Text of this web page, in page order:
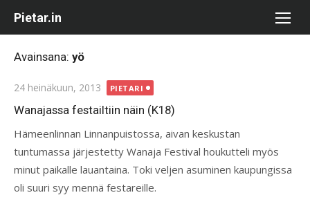
Pietar.in
Avainsana: yö
Posted
on
24 heinäkuun, 2013 PIETARI
Wanajassa festailtiin näin (K18)
Hämeenlinnan Linnanpuistossa, aivan keskustan
tuntumassa järjestetty Wanaja Festival houkutteli myös
minut paikalle lauantaina. Toki veljen asuminen kaupungissa
oli suuri syy mennä festareille.